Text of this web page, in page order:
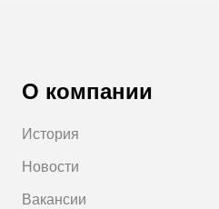
О компании
История
Новости
Вакансии